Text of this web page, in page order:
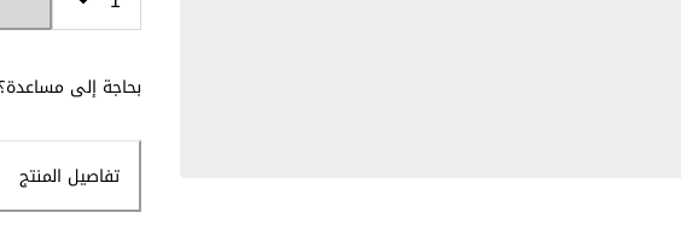
بحاجة إلى مساعدة؟
تفاصيل المنتج